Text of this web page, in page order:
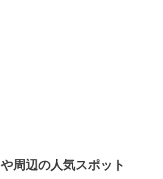
周辺の人気スポット